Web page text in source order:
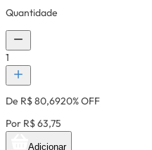
Quantidade
1
De R$ 80,6920% OFF
Por R$ 63,75
Adicionar